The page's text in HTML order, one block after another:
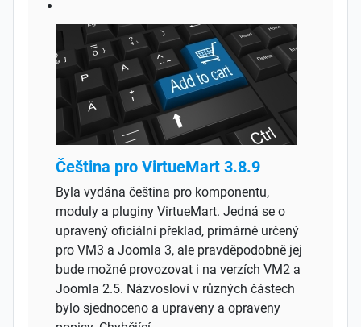
Čeština pro VirtueMart 3.8.9
Byla vydána čeština pro komponentu,
moduly a pluginy VirtueMart. Jedná se o
upravený oficiální překlad, primárně určený
pro VM3 a Joomla 3, ale pravděpodobně jej
bude možné provozovat i na verzích VM2 a
Joomla 2.5. Názvosloví v různých částech
bylo sjednoceno a upraveny a opraveny